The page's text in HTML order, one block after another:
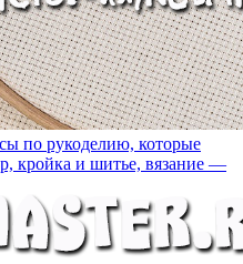
по рукоделию, которые
кройка и шитье, вязание —